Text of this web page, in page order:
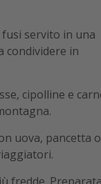
fusi servito in una
condividere in
cipolline e
uova, pancetta o
fredde.